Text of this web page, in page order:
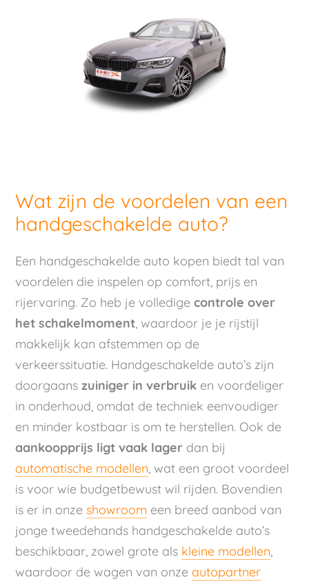
Wat zijn de voordelen van een
handgeschakelde auto?
Een handgeschakelde auto kopen biedt tal van
voordelen die inspelen op comfort, prijs en
rijervaring. Zo heb je volledigecontrole over
het schakelmoment, waardoor je je rijstijl
makkelijk kan afstemmen op de
verkeerssituatie. Handgeschakelde auto’s zijn
doorgaanszuiniger in verbruik en voordeliger
in onderhoud, omdat de techniek eenvoudiger
en minder kostbaar is om te herstellen. Ook de
aankoopprijs ligt vaak lager dan bij
automatische modellen, wat een groot voordeel
is voor wie budgetbewust wil rijden. Bovendien
is er in onzeshowroom een breed aanbod van
jonge tweedehands handgeschakelde auto’s
beschikbaar, zowel grote als kleine modellen,
waardoor de wagen van onzeautopartner